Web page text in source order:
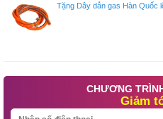
Tặng Dây dẫn gas Hàn Quốc
CHƯƠNG
Giảm